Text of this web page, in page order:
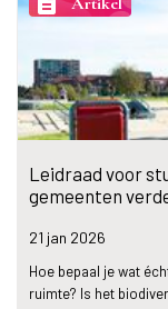
Leidraad voor
gemeenten
21 jan 2026
Hoe bepaal je wat
ruimte? Is het